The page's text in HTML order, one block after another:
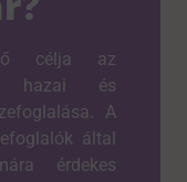
célja az
hazai és
A
által
érdekes